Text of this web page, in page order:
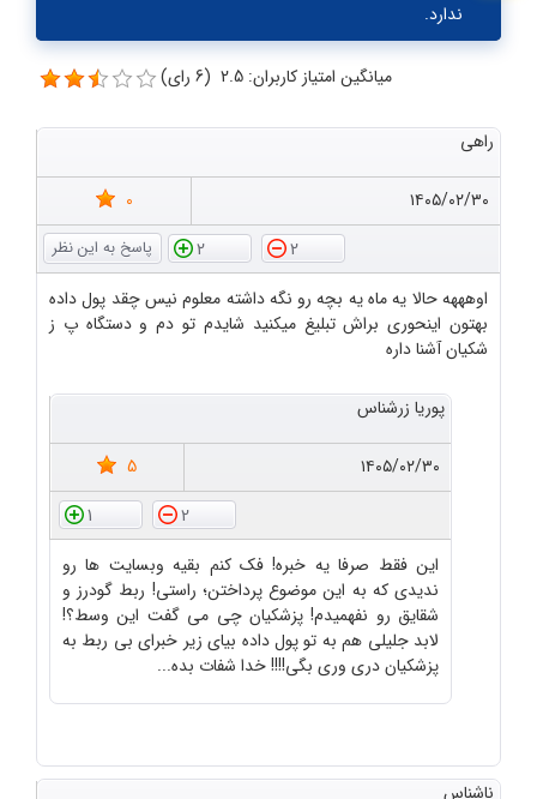
ندارد.
میانگین امتیاز کاربران: 2.5 (6 رای)
راهی
۱۴۰۵/۰۲/۳۰
0
2
2
اوهههه حالا یه ماه یه بچه رو نگه داشته معلوم نیس چقد پول داده
بهتون اینحوری براش تبلیغ میکنید شایدم تو دم و دستگاه پ ز
شکیان آشنا داره
پوریا زرشناس
۱۴۰۵/۰۲/۳۰
5
2
1
این فقط صرفا یه خبره! فک کنم بقیه وبسایت ها رو
ندیدی که به این موضوع پرداختن؛ راستی! ربط گودرز و
شقایق رو نفهمیدم! پزشکیان چی می گفت این وسط؟!
لابد جلیلی هم به تو پول داده بیای زیر خبرای بی ربط به
پزشکیان دری وری بگی!!!! خدا شفات بده...
ناشناس